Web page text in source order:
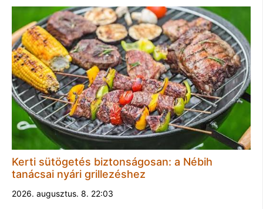
Kerti sütögetés biztonságosan: a Nébih
tanácsai nyári grillezéshez
2026. augusztus. 8. 22:03